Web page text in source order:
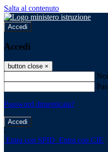
Salta al contenuto
Accedi
Accedi
button close ×
Password dimenticata?
-
Entra con SPID Entra con CIE